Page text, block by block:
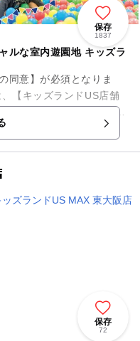
保存
1837
ルな室内遊園地 キッズラ
同意】が必須となりま
【キッズランドUS店舗
のご確認、または【店舗
保存
72